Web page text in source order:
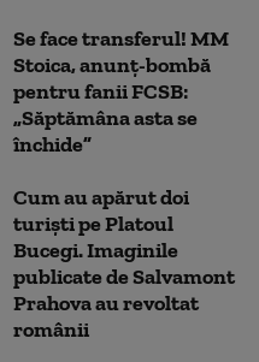
Se face transferul! MM
Stoica, anunț-bombă
pentru fanii FCSB:
„Săptămâna asta se
închide”
Cum au apărut doi
turiști pe Platoul
Bucegi. Imaginile
publicate de Salvamont
Prahova au revoltat
românii